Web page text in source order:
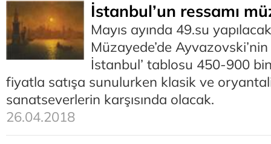
İstanbul’un ressamı
Mayıs ayında 49.su
Müzayede’de Ayvazovski’nin
İstanbul’ tablosu 450-900
fiyatla satışa sunulurken klasik ve
sanatseverlerin karşısında olacak.
26.04.2018